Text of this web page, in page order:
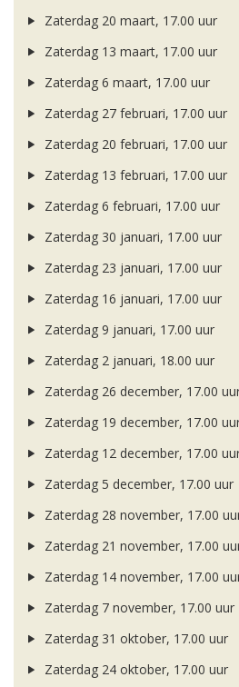
Zaterdag 20 maart, 17.00 uur
Zaterdag 13 maart, 17.00 uur
Zaterdag 6 maart, 17.00 uur
Zaterdag 27 februari, 17.00 uur
Zaterdag 20 februari, 17.00 uur
Zaterdag 13 februari, 17.00 uur
Zaterdag 6 februari, 17.00 uur
Zaterdag 30 januari, 17.00 uur
Zaterdag 23 januari, 17.00 uur
Zaterdag 16 januari, 17.00 uur
Zaterdag 9 januari, 17.00 uur
Zaterdag 2 januari, 18.00 uur
Zaterdag 26 december, 17.00
Zaterdag 19 december, 17.00
Zaterdag 12 december, 17.00
Zaterdag 5 december, 17.00 uur
Zaterdag 28 november, 17.00
Zaterdag 21 november, 17.00
Zaterdag 14 november, 17.00
Zaterdag 7 november, 17.00 uur
Zaterdag 31 oktober, 17.00 uur
Zaterdag 24 oktober, 17.00 uur